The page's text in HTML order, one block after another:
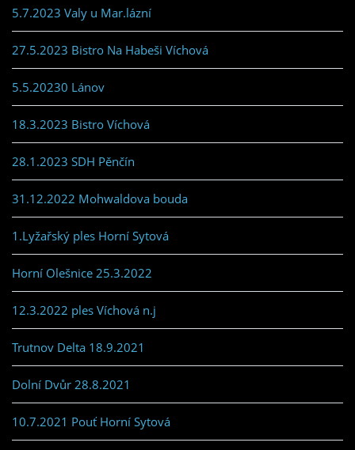
5.7.2023 Valy u Mar.lázní
27.5.2023 Bistro Na Habeši Víchová
5.5.20230 Lánov
18.3.2023 Bistro Víchová
28.1.2023 SDH Pěnčín
31.12.2022 Mohwaldova bouda
1.Lyžařský ples Horní Sytová
Horní Olešnice 25.3.2022
12.3.2022 ples Víchová n.j
Trutnov Delta 18.9.2021
Dolní Dvůr 28.8.2021
10.7.2021 Pouť Horní Sytová